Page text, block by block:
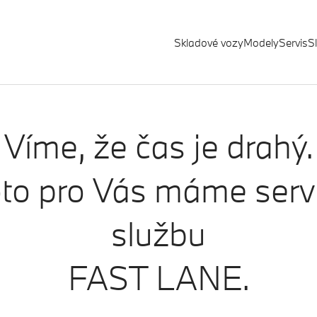
Skladové vozyModelyServis
Víme, že čas je drahý.
pro Vás máme
službu
FAST LANE.